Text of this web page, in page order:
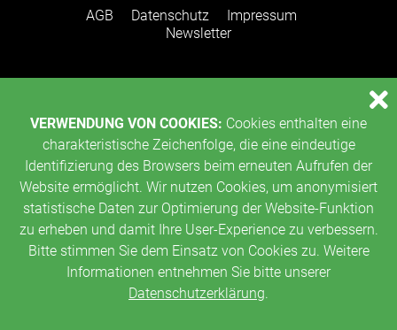
Newsletter
VERWENDUNG VON COOKIES: Cookies enthalten eine
charakteristische Zeichenfolge, die eine eindeutige
Identifizierung des Browsers beim erneuten Aufrufen der
Website ermöglicht. Wir nutzen Cookies, um anonymisiert
statistische Daten zur Optimierung der Website-Funktion
zu erheben und damit Ihre User-Experience zu verbessern.
Bitte stimmen Sie dem Einsatz von Cookies zu. Weitere
Informationen entnehmen Sie bitte unserer
Datenschutzerklärung.